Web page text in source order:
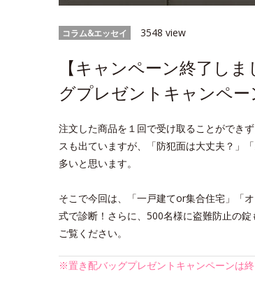
コラム&エッセイ 3548 view
【キャンペーン終了し
グプレゼントキャンペー
注文した商品を１回で受け取ることができ
スも出ていますが、「防犯面は大丈夫？」
多いと思います。
そこで今回は、「一戸建てor集合住宅」「
式で診断！さらに、500名様に盗難防止の
ご覧ください。
※置き配バッグプレゼントキャンペーンは終